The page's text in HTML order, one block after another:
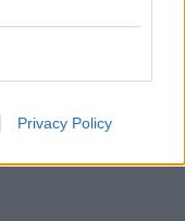
Privacy Policy